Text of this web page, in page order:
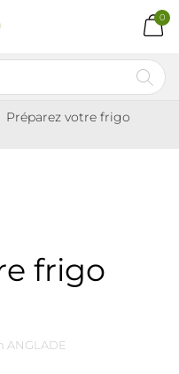
0
Préparez votre frigo
frigo
ANGLADE